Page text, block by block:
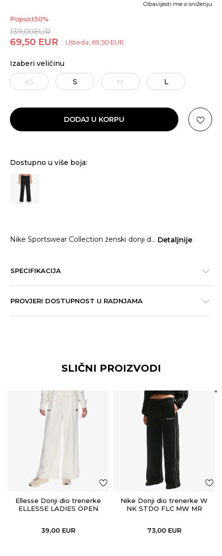
Popust50%
139,00EUR
69,50 EUR Ušteda: 69,50 EUR
Obavijesti me o sniženju
Izaberi veličinu
XS S M L
DODAJ U KORPU
Dostupno u više boja:
Nike Sportswear Collection ženski donji d... Detaljnije
SPECIFIKACIJA
PROVJERI DOSTUPNOST U RADNJAMA
SLIČNI PROIZVODI
Ellesse Donji dio trenerke
ELLESSE LADIES OPEN
39,00 EUR
Nike Donji dio trenerke W
NK STDO FLC MW MR
73,00 EUR